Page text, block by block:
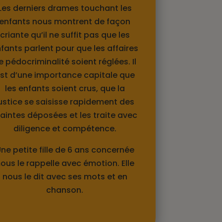
derniers drames touchant les
enfants nous montrent de façon
criante qu’il ne suffit pas que les
parlent pour que les affaires
pédocriminalité soient réglées. Il
d’une importance capitale que
les enfants soient crus, que la
se saisisse rapidement des
déposées et les traite avec
diligence et compétence.
petite fille de 6 ans concernée
le rappelle avec émotion. Elle
nous le dit avec ses mots et en
chanson.